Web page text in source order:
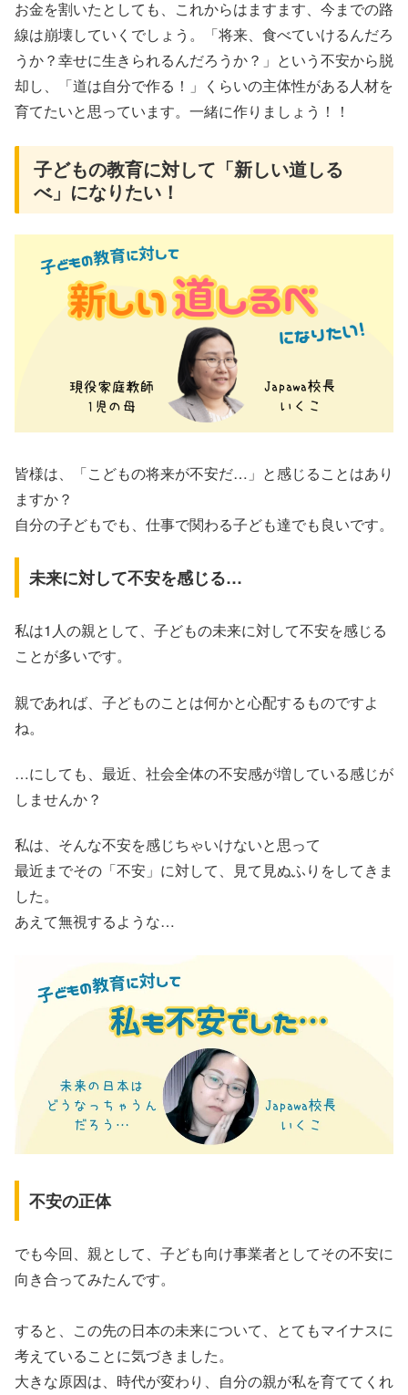
お金を割いたとしても、これからはますます、今までの路
線は崩壊していくでしょう。「将来、食べていけるんだろ
うか？幸せに生きられるんだろうか？」という不安から脱
却し、「道は自分で作る！」くらいの主体性がある人材を
育てたいと思っています。一緒に作りましょう！！
子どもの教育に対して「新しい道しる
べ」になりたい！
皆様は、「こどもの将来が不安だ…」と感じることはあり
ますか？
自分の子どもでも、仕事で関わる子ども達でも良いです。
未来に対して不安を感じる…
私は1人の親として、子どもの未来に対して不安を感じる
ことが多いです。
親であれば、子どものことは何かと心配するものですよ
ね。
…にしても、最近、社会全体の不安感が増している感じが
しませんか？
私は、そんな不安を感じちゃいけないと思って
最近までその「不安」に対して、見て見ぬふりをしてきま
した。
あえて無視するような…
不安の正体
でも今回、親として、子ども向け事業者としてその不安に
向き合ってみたんです。
すると、この先の日本の未来について、とてもマイナスに
考えていることに気づきました。
大きな原因は、時代が変わり、自分の親が私を育ててくれ